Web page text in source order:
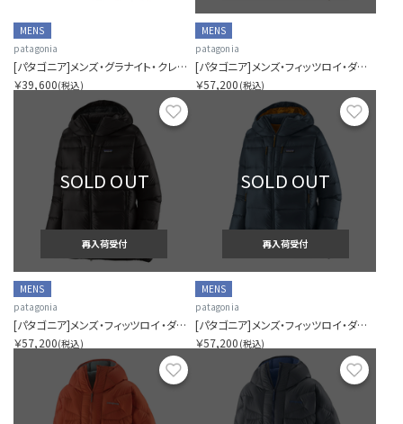
MENS
patagonia
[パタゴニア]メンズ・グラナイト・クレスト・レイン・ジャケット
￥39,600(税込)
MENS
patagonia
[パタゴニア]メンズ・フィッツロイ・ダウン・フーディ
￥57,200 (税込)
お気に入り
SOLD OUT
再入荷受付
MENS
patagonia
[パタゴニア]メンズ・フィッツロイ・ダウン・フーディ
￥57,200(税込)
SOLD OUT
再入荷受付
MENS
patagonia
[パタゴニア]メンズ・フィッツロイ・ダウン・フーディ
￥57,200 (税込)
お気に入り